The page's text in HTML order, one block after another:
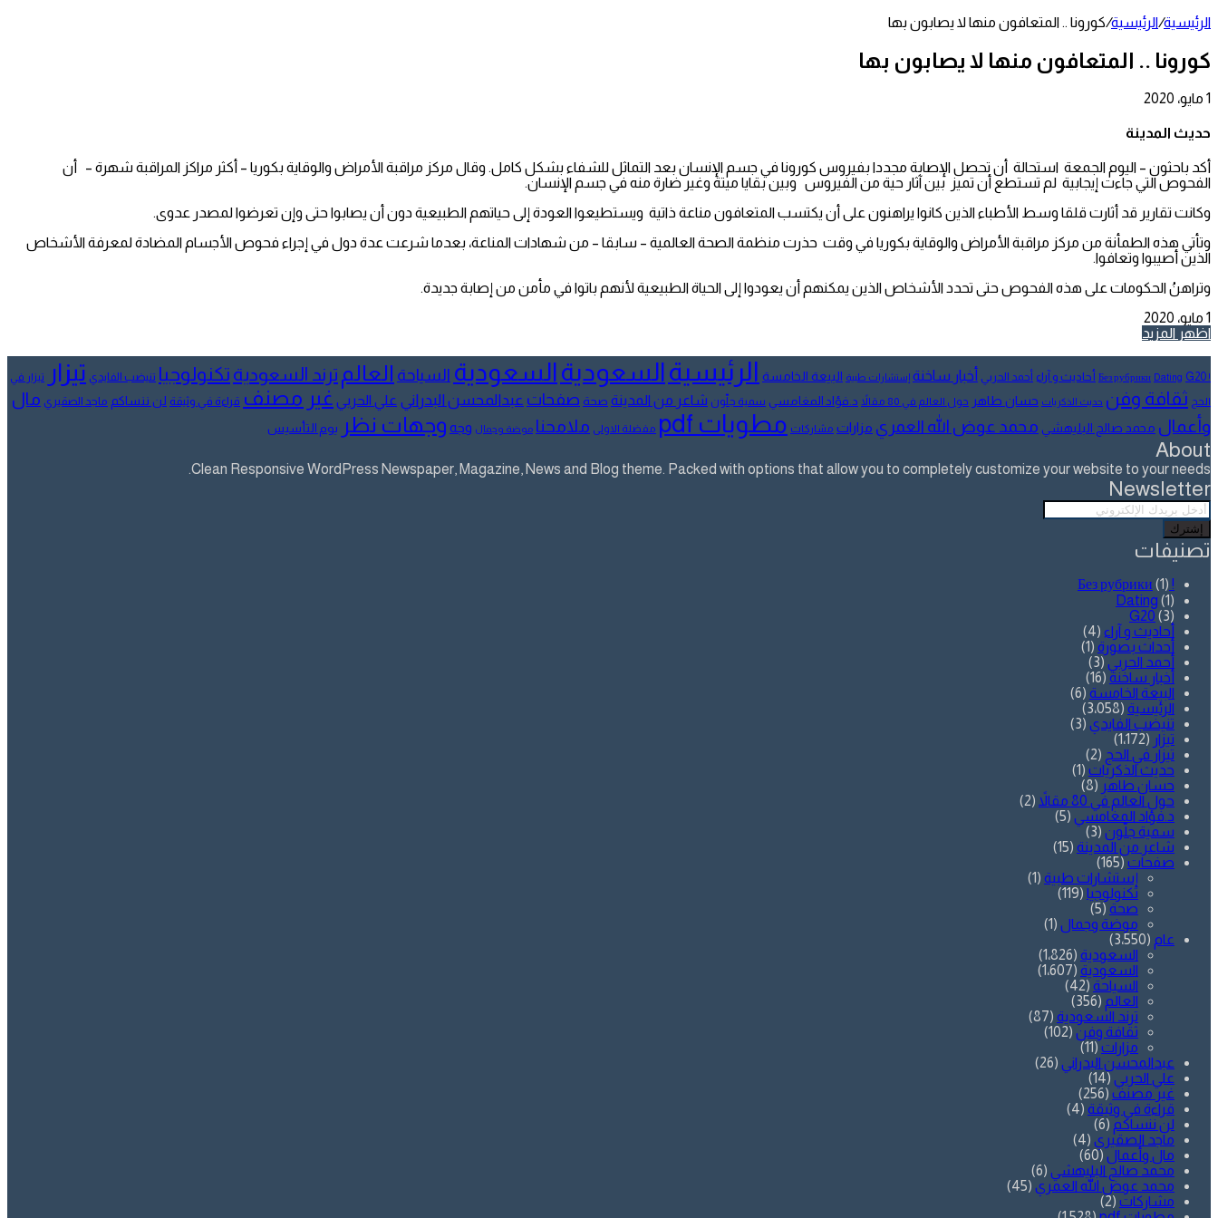
الرئيسية/الرئيسية/كورونا .. المتعافون منها لا يصابون بها
كورونا .. المتعافون منها لا يصابون بها
1 مايو، 2020
فيسبوك
لينكدإن
واتساب
تيلقرام
مشاركة
عبر
البريد
طباعة
حديث المدينة
أكد باحثون – اليوم الجمعة استحالة أن تحصل الإصابة مجددا بفيروس كورونا في جسم الإنسان بعد التماثل للشفاء بشكل كامل. وقال مركز مراقبة الأمراض والوقاية بكوريا – أكثر مراكز المراقبة شهرة – أن
الفحوص التي جاءت إيجابية لم تستطع أن تميز بين آثار حية من الفيروس وبين بقايا ميتة وغير ضارة منه في جسم الإنسان.
وكانت تقارير قد أثارت قلقا وسط الأطباء الذين كانوا يراهنون على أن يكتسب المتعافون مناعة ذاتية ويستطيعوا العودة إلى حياتهم الطبيعية دون أن يصابوا حتى وإن تعرضوا لمصدر عدوى.
وتأتي هذه الطمأنة من مركز مراقبة الأمراض والوقاية بكوريا في وقت حذرت منظمة الصحة العالمية – سابقا – من شهادات المناعة، بعدما شرعت عدة دول في إجراء فحوص الأجسام المضادة لمعرفة الأشخاص
الذين أصيبوا وتعافوا.
وتراهنُ الحكومات على هذه الفحوص حتى تحدد الأشخاص الذين يمكنهم أن يعودوا إلى الحياة الطبيعية لأنهم باتوا في مأمن من إصابة جديدة.
1 مايو، 2020
فيسبوك
تويتر
لينكدإن
واتساب
تيلقرام
مشاركة
طباعة
اظهر المزيد
! Без рубрики
Dating G20 أحاديث و آراء أحمد الحربي أخبار ساخنة إستشارات طبية البيعة الخامسة الرئيسيةالسعوديةالسعودية السياحة العالم ترند السعودية تكنولوجيا تنيضب الفايدي تيزار تيزار في
الحج ثقافة وفن حديث الذكريات حسان طاهر حول العالم في 80 مقالاً د.فؤاد المغامسي سمية جلّون شاعر من المدينة صحة صفحات عبدالمحسن البدراني علي الحربي غير مصنف قراءة في وثيقة لن ننساكم ماجد الصقيري مال
وأعمال محمد صالح البليهشي محمد عوض الله العمري مزارات مشاركات مطويات pdf مفضلة الاولى ملامحنا موضة وجمال وجه وجهات نظر يوم التأسيس
About
Clean Responsive WordPress Newspaper, Magazine, News and Blog theme. Packed with options that allow you to completely customize your website to your needs.
Newsletter
أدخل
بريدك
الإلكتروني
تصنيفات
! Без рубрики
(1)
Dating (1)
G20 (3)
أحاديث و آراء (4)
أحداث بصورة (1)
أحمد الحربي (3)
أخبار ساخنة (16)
البيعة الخامسة (6)
الرئيسية (3٬058)
تنيضب الفايدي (3)
تيزار (1٬172)
تيزار في الحج (2)
حديث الذكريات (1)
حسان طاهر (8)
حول العالم في 80 مقالاً
(2)
د.فؤاد المغامسي (5)
سمية جلّون (3)
شاعر من المدينة (15)
صفحات (165)
إستشارات طبية (1)
تكنولوجيا (119)
صحة (5)
موضة وجمال (1)
عام (3٬550)
السعودية (1٬826)
السعودية (1٬607)
السياحة (42)
العالم (356)
ترند السعودية (87)
ثقافة وفن (102)
مزارات (11)
عبدالمحسن البدراني (26)
علي الحربي (14)
غير مصنف (256)
قراءة في وثيقة (4)
لن ننساكم (6)
ماجد الصقيري (4)
مال وأعمال (60)
محمد صالح البليهشي (6)
محمد عوض الله العمري (45)
مشاركات (2)